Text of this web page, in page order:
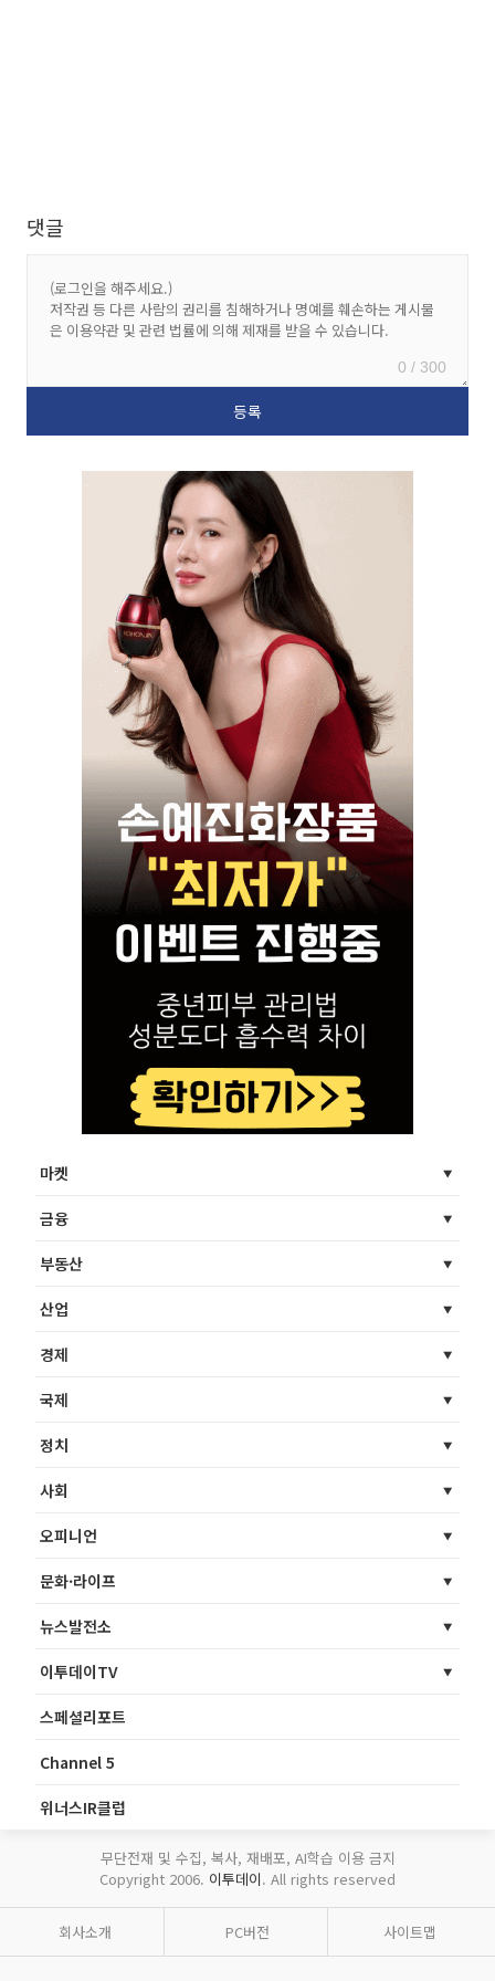
댓글
0 / 300
마켓
금융
부동산
산업
경제
국제
정치
사회
오피니언
문화·라이프
뉴스발전소
이투데이TV
스페셜리포트
Channel 5
위너스IR클럽
무단전재 및 수집, 복사, 재배포, AI학습 이용 금지
Copyright 2006. 이투데이. All rights reserved
회사소개 PC버전 사이트맵